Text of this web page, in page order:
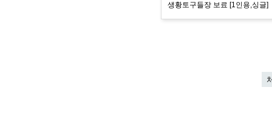
생황토구들장 보료 [1인용,싱글]